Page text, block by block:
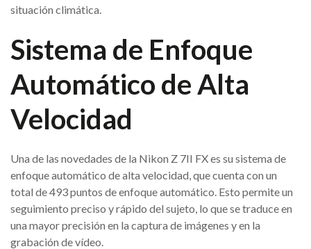
situación climática.
Sistema de Enfoque
Automático de Alta
Velocidad
Una de las novedades de la Nikon Z 7II FX es su sistema de
enfoque automático de alta velocidad, que cuenta con un
total de 493 puntos de enfoque automático. Esto permite un
seguimiento preciso y rápido del sujeto, lo que se traduce en
una mayor precisión en la captura de imágenes y en la
grabación de vídeo.